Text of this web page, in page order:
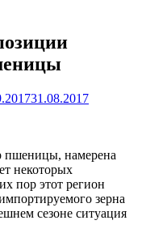
31.08.2017
пшеницы, намерена
некоторых
пор этот регион
зерна
сезоне ситуация